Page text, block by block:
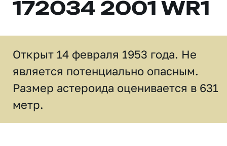
172034 2001 WR1
Открыт 14 февраля 1953 года. Не
является потенциально опасным.
Размер астероида оценивается в 631
метр.